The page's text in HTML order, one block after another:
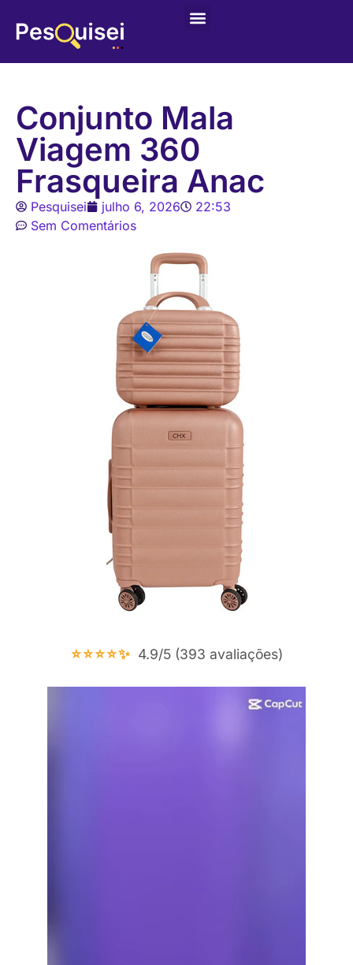
Conjunto Mala
Viagem 360
Frasqueira Anac
Pesquisei julho 6, 2026
22:53
Sem Comentários
⭐⭐⭐⭐✨ 4.9/5 (393 avaliações)